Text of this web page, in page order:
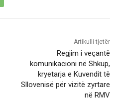
Artikulli tjetër
Regjim i veçantë
komunikacioni në Shkup,
kryetarja e Kuvendit të
Sllovenisë për vizitë zyrtare
në RMV